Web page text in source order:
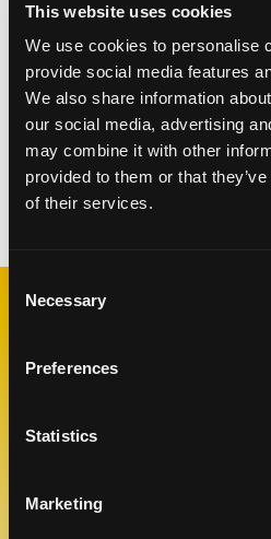
This website uses cookies
We use cookies to personalise
provide social media features
We also share information
our social media, advertising
may combine it with other
provided to them or that
of their services.
Selection
Necessary
Preferences
Statistics
Marketing
Con un pelador de
tiras de 1 pulgada.
Envuelva 1 tira de mango
rebanada de plátano.
Cubra cada plátano con
con la salsa de coco.
Categorías:Bocadillos